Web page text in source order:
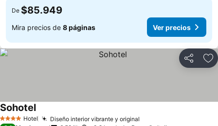
De $85.949
Mira precios de 8 páginas Ver precios
Compartir
4 EstrellasHotel Diseño interior vibrante y original
Sohotel